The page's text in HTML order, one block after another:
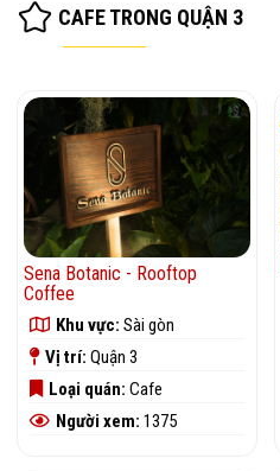
CAFE TRONG QUẬN 3
Sena Botanic - Rooftop
Coffee
Khu vực: Sài gòn
Vị trí: Quận 3
Loại quán: Cafe
Người xem: 1375